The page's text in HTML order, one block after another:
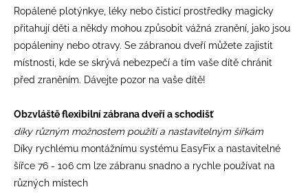
Ropálené plotýnkye, léky nebo čisticí prostředky magicky
přitahují děti a někdy mohou způsobit vážná zranění, jako jsou
popáleniny nebo otravy. Se zábranou dveří můžete zajistit
místnosti, kde se skrývá nebezpečí a tím vaše dítě chránit
před zraněním. Dávejte pozor na vaše dítě!
Obzvláště flexibilní zábrana dveří a schodišť
díky různým možnostem použití a nastavitelným šířkám
Díky rychlému montážnímu systému EasyFix a nastavitelné
šířce 76 - 106 cm lze zábranu snadno a rychle používat na
různých místech